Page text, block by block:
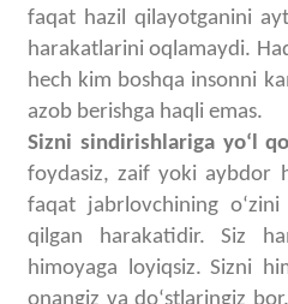
faqat hazil qilayotganini
harakatlarini oqlamaydi.
hech kim boshqa insonni
azob berishga haqli emas.
Sizni sindirishlariga yoʻl
foydasiz, zaif yoki aybdor
faqat jabrlovchining
qilgan harakatidir. Siz
himoyaga loyiqsiz. Sizni
onangiz va doʻstlaringiz